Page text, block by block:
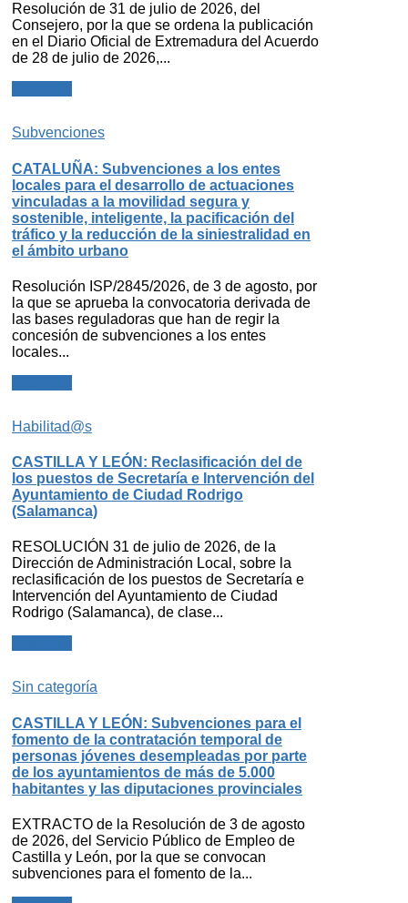
Resolución de 31 de julio de 2026, del
Consejero, por la que se ordena la publicación
en el Diario Oficial de Extremadura del Acuerdo
de 28 de julio de 2026,...
Subvenciones
CATALUÑA: Subvenciones a los entes
locales para el desarrollo de actuaciones
vinculadas a la movilidad segura y
sostenible, inteligente, la pacificación del
tráfico y la reducción de la siniestralidad en
el ámbito urbano
Resolución ISP/2845/2026, de 3 de agosto, por
la que se aprueba la convocatoria derivada de
las bases reguladoras que han de regir la
concesión de subvenciones a los entes
locales...
Habilitad@s
CASTILLA Y LEÓN: Reclasificación del de
los puestos de Secretaría e Intervención del
Ayuntamiento de Ciudad Rodrigo
(Salamanca)
RESOLUCIÓN 31 de julio de 2026, de la
Dirección de Administración Local, sobre la
reclasificación de los puestos de Secretaría e
Intervención del Ayuntamiento de Ciudad
Rodrigo (Salamanca), de clase...
Sin categoría
CASTILLA Y LEÓN: Subvenciones para el
fomento de la contratación temporal de
personas jóvenes desempleadas por parte
de los ayuntamientos de más de 5.000
habitantes y las diputaciones provinciales
EXTRACTO de la Resolución de 3 de agosto
de 2026, del Servicio Público de Empleo de
Castilla y León, por la que se convocan
subvenciones para el fomento de la...